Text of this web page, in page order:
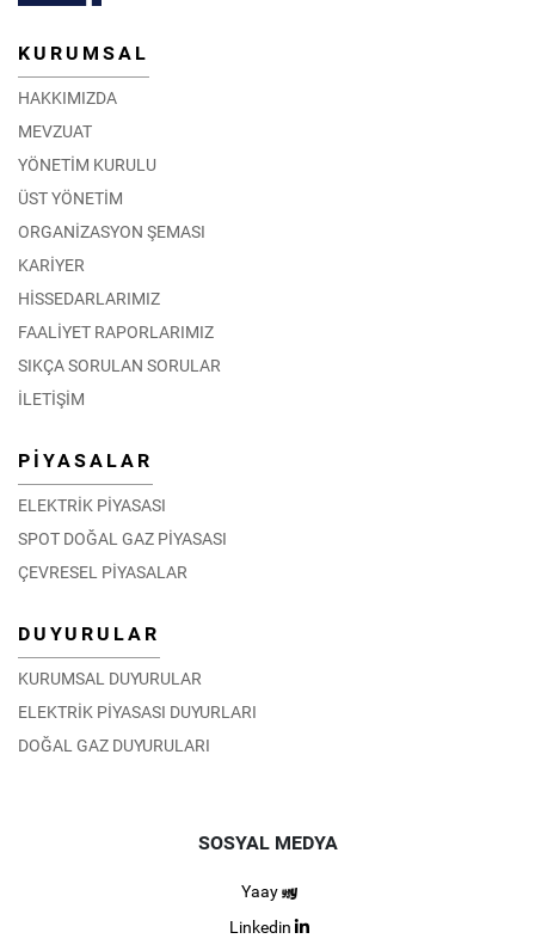
KURUMSAL
HAKKIMIZDA
MEVZUAT
YÖNETİM KURULU
ÜST YÖNETİM
ORGANİZASYON ŞEMASI
KARİYER
HİSSEDARLARIMIZ
FAALİYET RAPORLARIMIZ
SIKÇA SORULAN SORULAR
İLETİŞİM
PİYASALAR
ELEKTRİK PİYASASI
SPOT DOĞAL GAZ PİYASASI
ÇEVRESEL PİYASALAR
DUYURULAR
KURUMSAL DUYURULAR
ELEKTRİK PİYASASI DUYURLARI
DOĞAL GAZ DUYURULARI
SOSYAL MEDYA
Yaay
Linkedin